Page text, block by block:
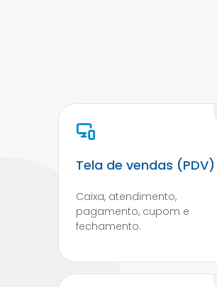
Tela de vendas (PDV)
Caixa, atendimento,
pagamento, cupom e
fechamento.